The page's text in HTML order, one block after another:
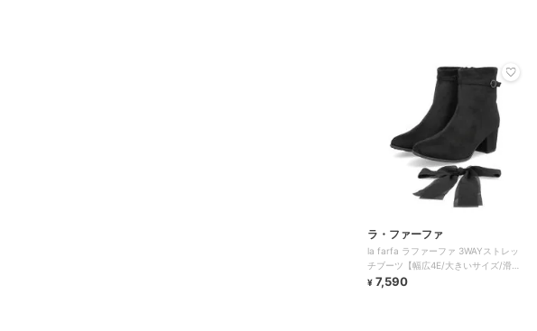
ラ・ファーファ
la farfa ラファーファ 3WAYストレッ
チブーツ【幅広4E/大きいサイズ/滑り
にくい】
¥ 7,590